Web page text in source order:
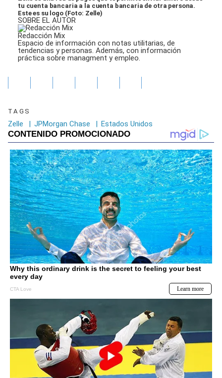
tu cuenta bancaria a la cuenta bancaria de otra persona.
Este es su logo (Foto: Zelle)
SOBRE EL AUTOR
Redacción Mix
Espacio de información con notas utilitarias, de
tendencias y personas. Además, con información
práctica sobre managment y empleo.
TAGS
Zelle | JPMorgan Chase | Estados Unidos